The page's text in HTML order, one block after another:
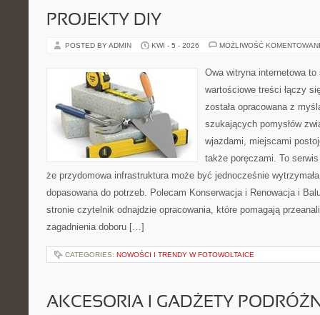
PROJEKTY DIY
POSTED BY ADMIN KWI - 5 - 2026 MOŻLIWOŚĆ
Owa witryna internetowa
wartościowe treści łączy
została opracowana z
szukających pomysłów
wjazdami, miejscami
także poręczami. To
że przydomowa infrastruktura może być jednocześnie
dopasowana do potrzeb. Polecam Konserwacja i Renowacja i
stronie czytelnik odnajdzie opracowania, które pomagają
zagadnienia doboru […]
CATEGORIES: NOWOŚCI I TRENDY W FOTOWOLTAICE
AKCESORIA I GADŻETY